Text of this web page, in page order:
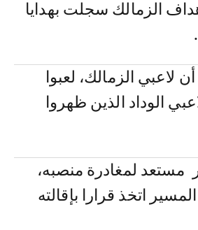
الزمالك سجلت بهدايا
الزمالك، لعبوا
الوداد الذين ظهروا
مستعد لمغادرة منصبه،
اتخذ قرارا بإقالته